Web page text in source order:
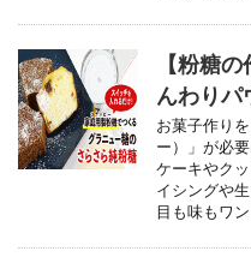
【粉糖
んわりパ
お菓子作り
ー）」が必
ケーキやク
イシングや
目も味もワ